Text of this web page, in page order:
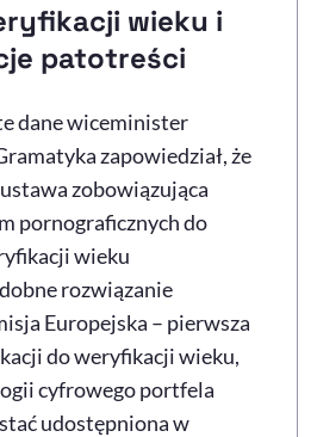
wieku i
patotreści
dane wiceminister
zapowiedział, że
zobowiązująca
pornograficznych do
wieku
rozwiązanie
Europejska – pierwsza
do weryfikacji wieku,
cyfrowego portfela
udostępniona w